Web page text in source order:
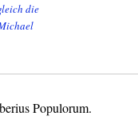
die
Populorum.